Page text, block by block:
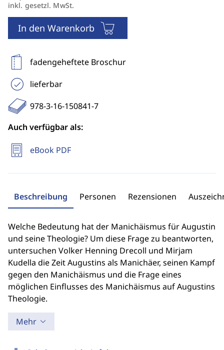
inkl. gesetzl. MwSt.
In den Warenkorb
fadengeheftete Broschur
lieferbar
978-3-16-150841-7
Auch verfügbar als:
eBook PDF
Beschreibung Personen Rezensionen
Welche Bedeutung hat der Manichäismus für Augustin
und seine Theologie? Um diese Frage zu beantworten,
untersuchen Volker Henning Drecoll und Mirjam
Kudella die Zeit Augustins als Manichäer, seinen Kampf
gegen den Manichäismus und die Frage eines
möglichen Einflusses des Manichäismus auf Augustins
Theologie.
Mehr